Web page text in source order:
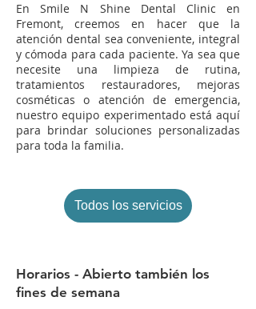
En Smile N Shine Dental Clinic en
Fremont, creemos en hacer que la
atención dental sea conveniente, integral
y cómoda para cada paciente. Ya sea que
necesite una limpieza de rutina,
tratamientos restauradores, mejoras
cosméticas o atención de emergencia,
nuestro equipo experimentado está aquí
para brindar soluciones personalizadas
para toda la familia.
Todos los servicios
Horarios - Abierto también los
fines de semana